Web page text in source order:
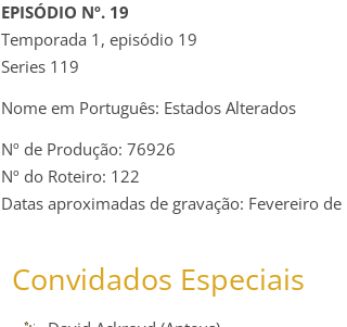
EPISÓDIO Nº. 19
Temporada 1, episódio 19
Series 119
Nome em Português: Estados Alterados
Nº de Produção: 76926
Nº do Roteiro: 122
Datas aproximadas de gravação: Fevereiro de
Convidados Especiais